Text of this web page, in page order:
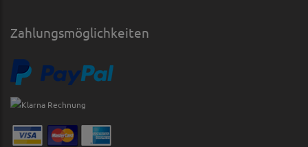
Zahlungsmöglichkeiten